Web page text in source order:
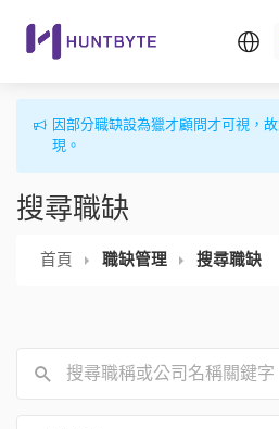
因部分職缺設為獵才顧問才可視，
現。
搜尋職缺
首頁 職缺管理 搜尋職缺